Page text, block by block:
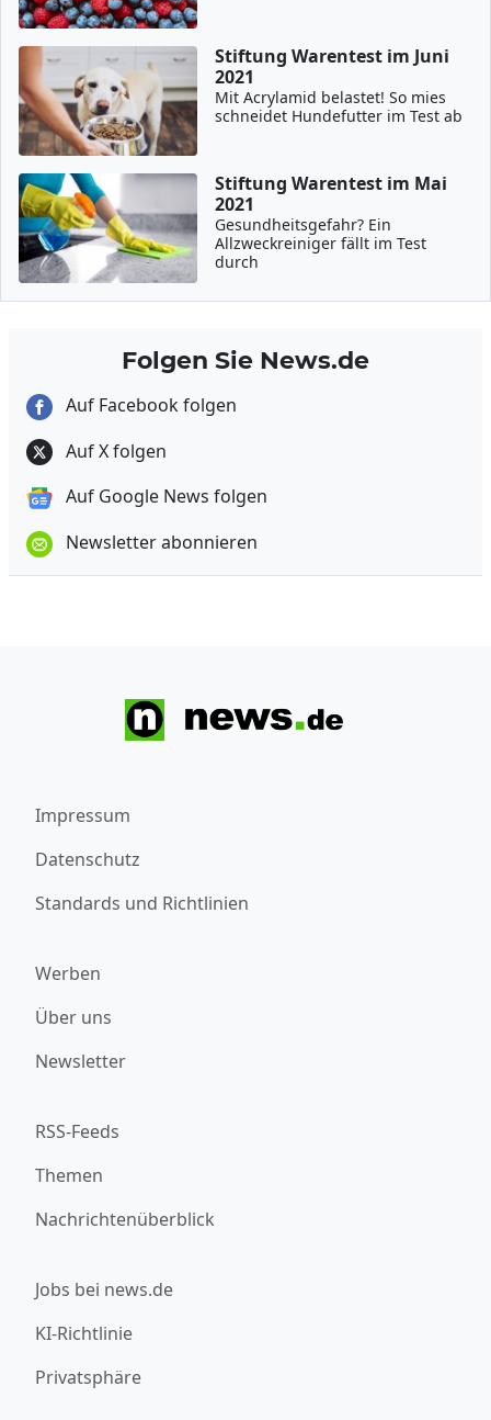
Stiftung Warentest im Juni
2021
Mit Acrylamid belastet! So mies
schneidet Hundefutter im Test ab
Stiftung Warentest im Mai
2021
Gesundheitsgefahr? Ein
Allzweckreiniger fällt im Test
durch
Folgen Sie News.de
Auf Facebook folgen
Auf X folgen
Auf Google News folgen
Newsletter abonnieren
Impressum
Datenschutz
Standards und Richtlinien
Werben
Über uns
Newsletter
RSS-Feeds
Themen
Nachrichtenüberblick
Jobs bei news.de
KI-Richtlinie
Privatsphäre